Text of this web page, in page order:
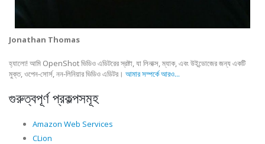
Jonathan Thomas
হ্যালো! আমি OpenShot ভিডিও এডিটরের স্রষ্টা, যা লিনাক্স, ম্যাক, এবং উইন্ডোজের জন্য একটি
মুক্ত, ওপেন-সোর্স, নন-লিনিয়ার ভিডিও এডিটর। আমার সম্পর্কে আরও...
গুরুত্বপূর্ণ প্রকল্পসমূহ
Amazon Web Services
CLion